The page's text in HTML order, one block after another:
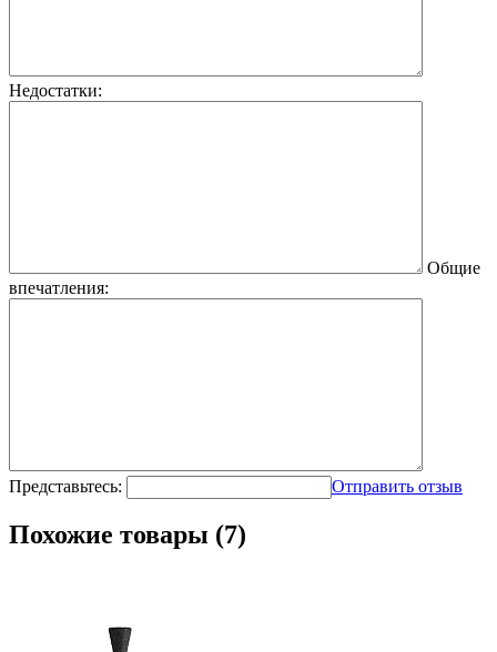
Недостатки:
Общие
впечатления:
Представьтесь: Отправить отзыв
Похожие товары (7)